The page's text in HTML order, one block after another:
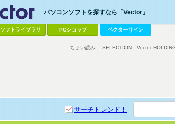
パソコンソフトを探すなら「Vector」
ソフトライブラリ PCショップ ベクターサイン
サーチトレンド！
ちょい読み! SELECTION Vector